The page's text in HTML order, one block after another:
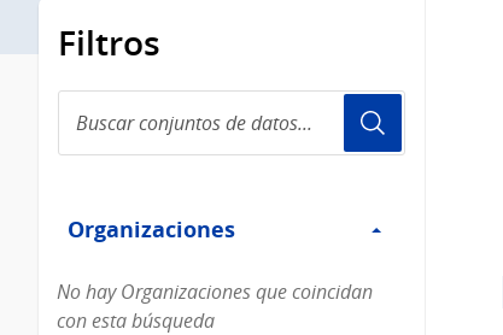
Filtros
conjuntos
de
Organizaciones
Organizaciones
No hay Organizaciones que coincidan
con esta búsqueda